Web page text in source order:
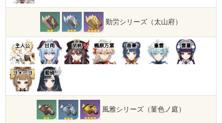
勤労シリーズ（太山府）
主人公 甘雨 胡桃 楓原万葉 香菱 重雲 雲菫
ヨォーヨ 藍硯
風雅シリーズ（菫色ノ庭）